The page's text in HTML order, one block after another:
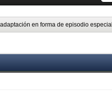
en forma de episodio especial